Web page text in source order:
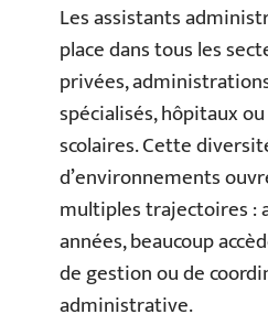
Les assistants
place dans tous les
privées,
spécialisés, hôpitaux
scolaires. Cette
d’environnements
multiples trajectoires :
années, beaucoup
de gestion ou de
administrative.